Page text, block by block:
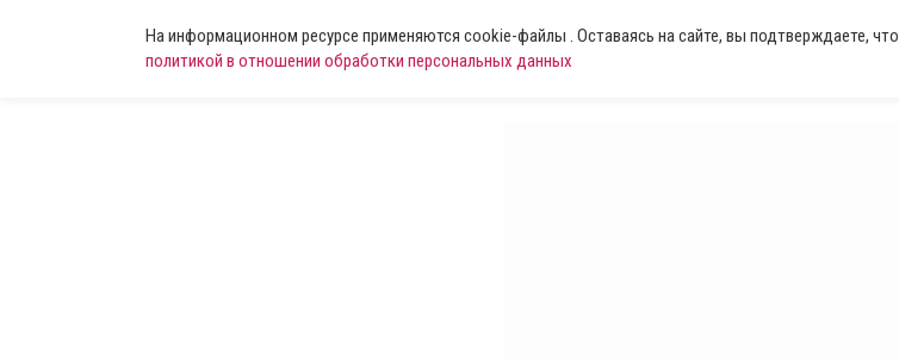
На информационном ресурсе применяются cookie-файлы . Оставаясь на сайте, вы подтверждаете, что
политикой в отношении обработки персональных данных